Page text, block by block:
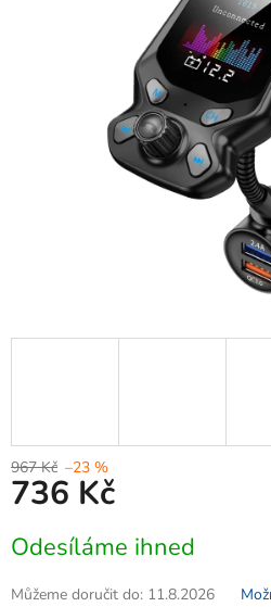
967 Kč –23 %
736 Kč
cena:
Odesíláme ihned
Můžeme doručit do: 11.8.2026